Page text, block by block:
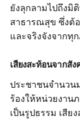
ยังลุกลามไปถึงมิ
สาธารณสุข ซึ่งต้
และจริงจังจากทุ
เสียงสะท้อนจากสัง
ประชาชนจำนวน
ร้องให้หน่วยงาน
เป็นรูปธรรม เสีย